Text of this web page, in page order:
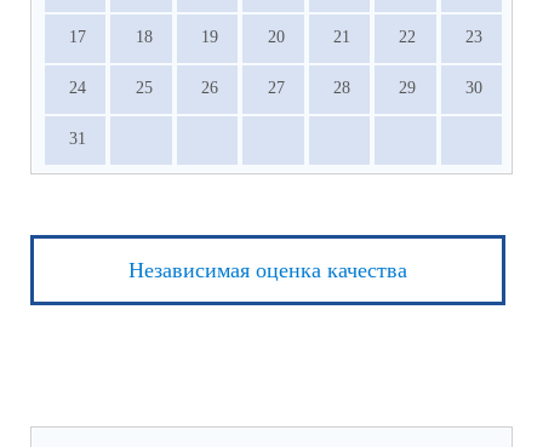
17 18 19 20 21 22 23
24 25 26 27 28 29 30
31
Независимая оценка качества